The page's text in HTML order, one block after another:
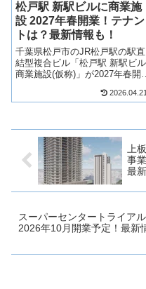
松戸駅 新駅ビルに商業施
設 2027年春開業！テナン
トは？最新情報も！
千葉県松戸市のJR松戸駅の駅直
結型複合ビル「松戸駅 新駅ビル
商業施設(仮称)」が2027年春開
が建設され、商業施設が誕生！
商業施設ということで期待が高
まって...
2026.04.21
上
事
最
スーパーセンタートライア
2026年10月開業予定！最新